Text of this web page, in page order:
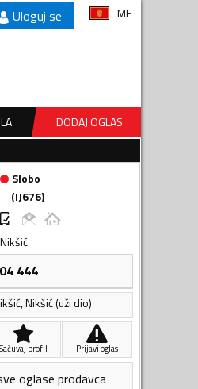
Uloguj se ME
DODAJ OGLAS
Slobo
(IJ676)
Nikšić
444
,Nikšić (uži dio)
Sačuvaj profil Prijavi oglas
oglase prodavca